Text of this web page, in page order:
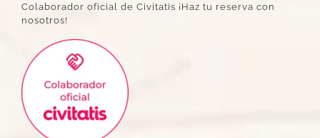
Colaborador oficial de Civitatis ¡Haz tu reserva con
nosotros!